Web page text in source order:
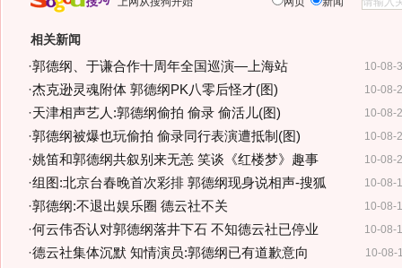
相关新闻
10-08-
·郭德纲、于谦合作十周年全国巡演—上海站
10-08-
·杰克逊灵魂附体 郭德纲PK八零后怪才(图)
10-08-
·天津相声艺人:郭德纲偷拍 偷录 偷活儿(图)
10-08-
·郭德纲被爆也玩偷拍 偷录同行表演遭抵制(图)
10-08-
·姚笛和郭德纲共叙别来无恙 笑谈《红楼梦》趣事
10-08-
·组图:北京台春晚首次彩排 郭德纲现身说相声-搜狐
10-08-
·郭德纲:不退出娱乐圈 德云社不关
10-08-
·何云伟否认对郭德纲落井下石 不知德云社已停业
10-08-
·德云社集体沉默 知情演员:郭德纲已有道歉意向